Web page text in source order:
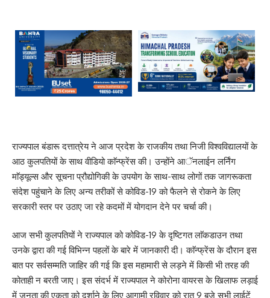
राज्यपाल बंडारू दत्तात्रेय ने आज प्रदेश के राजकीय तथा निजी विश्वविद्यालयों के
आठ कुलपतियों के साथ वीडियो काॅन्फ्रेंस की। उन्होंने आॅनलाईन लर्निंग
माॅड्यूल्स और सूचना प्रौद्योगिकी के उपयोग के साथ-साथ लोगों तक जागरूकता
संदेश पहुंचाने के लिए अन्य तरीकों से कोविड-19 को फैलने से रोकने के लिए
सरकारी स्तर पर उठाए जा रहे कदमों में योगदान देने पर चर्चा की।
आज सभी कुलपतियों ने राज्यपाल को कोविड-19 के दृष्टिगत लाॅकडाउन तथा
उनके द्वारा की गई विभिन्न पहलों के बारे में जानकारी दी। काॅन्फ्रेंस के दौरान इस
बात पर सर्वसम्मति जाहिर की गई कि इस महामारी से लड़ने में किसी भी तरह की
कोताही न बरती जाए। इस संदर्भ में राज्यपाल ने कोरोना वायरस के खिलाफ लड़ाई
में जनता की एकता को दर्शाने के लिए आगामी रविवार को रात 9 बजे सभी लाईटें